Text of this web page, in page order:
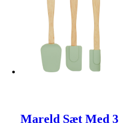
Mareld Sæt Med 3